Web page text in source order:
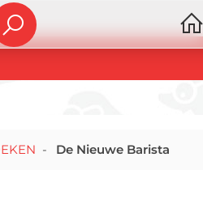
- De Nieuwe Barista